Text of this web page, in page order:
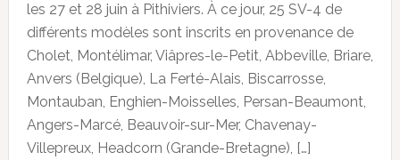
les 27 et 28 juin à Pithiviers. À ce jour, 25 SV-4 de
différents modèles sont inscrits en provenance de
Cholet, Montélimar, Viâpres-le-Petit, Abbeville, Briare,
Anvers (Belgique), La Ferté-Alais, Biscarrosse,
Montauban, Enghien-Moisselles, Persan-Beaumont,
Angers-Marcé, Beauvoir-sur-Mer, Chavenay-
Villepreux, Headcorn (Grande-Bretagne), […]